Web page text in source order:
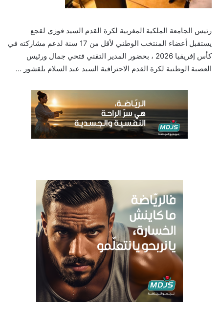
رئيس الجامعة الملكية المغربية لكرة القدم السيد فوزي لقجع
يستقبل أعضاء المنتخب الوطني لأقل من 17 سنة لدعم مشاركته في
كأس إفريقيا 2026 ، بحضور المدير التقني فتحي جمال ورئيس
العصبة الوطنية لكرة القدم الاحترافية السيد عبد السلام بلقشور …